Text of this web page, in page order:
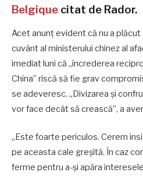
Belgique citat de Rador.
Acet anunţ evident că nu a
cuvânt al ministerului chinez al
imediat luni că „încrederea
China” riscă să fie grav
se adeveresc. „Divizarea şi
vor face decât să crească”, a
„Este foarte periculos. Cerem
pe aceasta cale greşită. În caz
ferme pentru a-şi apăra